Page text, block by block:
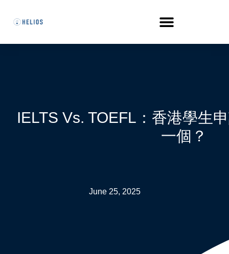
IELTS Vs. TOEFL：香港學生
一個？
June 25, 2025